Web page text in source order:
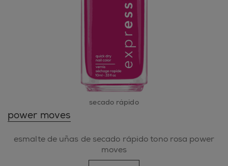
secado rápido
power moves
esmalte de uñas de secado rápido tono rosa power
moves